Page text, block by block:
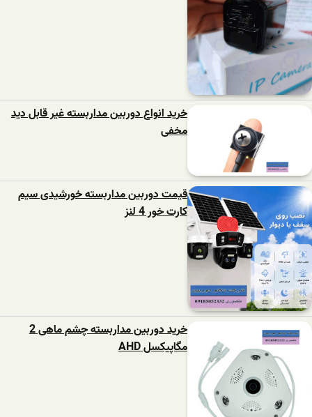
خرید انواع دوربین مداربسته غیر قابل دید
مخفی
قیمت دوربین مداربسته خورشیدی سیم
کارت خور 4 لنز
خرید دوربین مداربسته چشم ماهی 2
مگاپیکسل AHD